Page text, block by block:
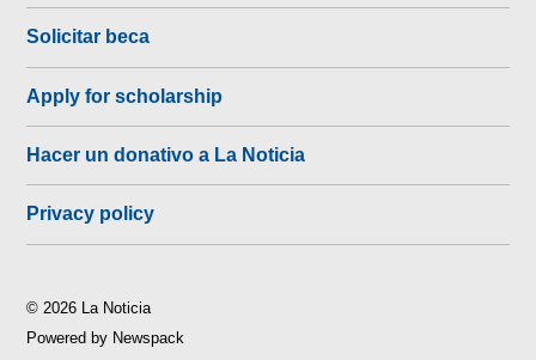
Solicitar beca
Apply for scholarship
Hacer un donativo a La Noticia
Privacy policy
© 2026 La Noticia
Powered by Newspack